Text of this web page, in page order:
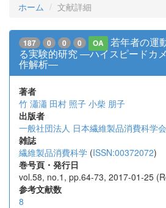
ホーム 文献詳細
187 0 0 0 OA
若年者の運
る実験的研究 ―ハイスピードカ
作解析―
著者
竹 瀟瀟 田村 照子 小柴 朋子
出版者
一般社団法人 日本繊維製品消費科学会
雑誌
繊維製品消費科学 (ISSN:00372072)
巻号頁・発行日
vol.58, no.1, pp.64-73, 2017-01-25
参考文献数
8